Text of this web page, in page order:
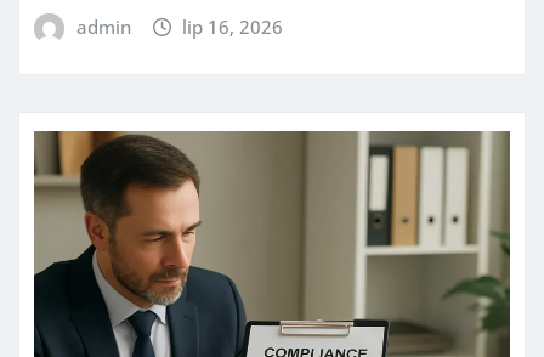
admin lip 16, 2026